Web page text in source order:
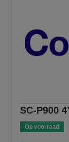
SC-P900
Op voorraad